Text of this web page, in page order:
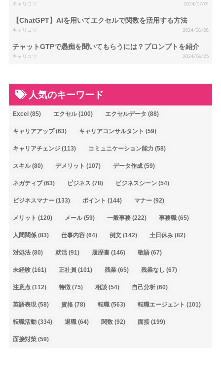
キャリコツ 2024/07/01
【ChatGPT】AIを用いてエクセルで関数を活用する方法
キャリコツ 2024/06/28
チャットGTPで愚痴を聞いてもらうには？プロンプトを紹介
キャリコツ 2024/06/25
人気のキーワード
Excel (85) エクセル(100) エクセルデータ (88)
キャリアアップ(63) キャリアコンサルタント (59)
キャリアチェンジ(113) コミュニケーション能力 (58)
スキル(80) デメリット (107) データ作成(59)
ネガティブ(63) ビジネス (78) ビジネスシーン(54)
ビジネスマナー(133) ポイント (144) マナー(92)
メリット (120) メール(59) 一般事務(222) 事務職(65)
人間関係(83) 仕事内容(64) 例文(142) 土日休み(82)
対処法(80) 就活(91) 履歴書(146) 敬語(67)
未経験(161) 正社員 (101) 残業(65) 残業なし (67)
注意点(112) 特徴(75) 相談(54) 自己分析(60)
英語表現(58) 資格(78) 転職(563) 転職エージェント (101)
転職活動(334) 退職(64) 関数(92) 面接(199)
面接対策(59)